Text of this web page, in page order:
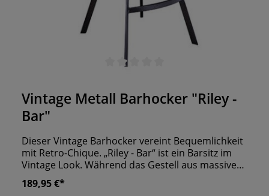
Vintage Metall Barhocker "Riley -
Bar"
Dieser Vintage Barhocker vereint Bequemlichkeit
mit Retro-Chique. „Riley - Bar“ ist ein Barsitz im
Vintage Look. Während das Gestell aus massivem
Metall besteht, verleiht der gepolsterte
Kunstledersitz dem Stuhl den extra Sitzkomfort.
189,95 €*